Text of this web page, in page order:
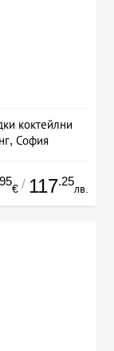
коктейлни
София
€ / 117.25
лв.